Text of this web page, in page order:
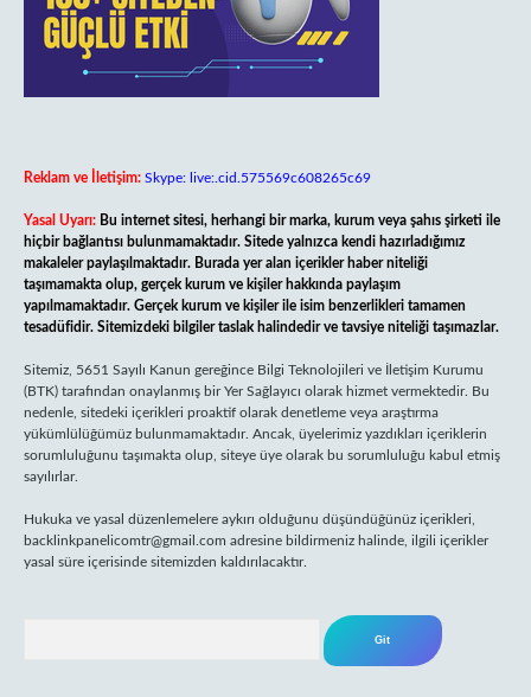
Reklam ve İletişim: Skype: live:.cid.575569c608265c69
Yasal Uyarı: Bu internet sitesi, herhangi bir marka, kurum veya şahıs şirketi ile
hiçbir bağlantısı bulunmamaktadır. Sitede yalnızca kendi hazırladığımız
makaleler paylaşılmaktadır. Burada yer alan içerikler haber niteliği
taşımamakta olup, gerçek kurum ve kişiler hakkında paylaşım
yapılmamaktadır. Gerçek kurum ve kişiler ile isim benzerlikleri tamamen
tesadüfidir. Sitemizdeki bilgiler taslak halindedir ve tavsiye niteliği taşımazlar.
Sitemiz, 5651 Sayılı Kanun gereğince Bilgi Teknolojileri ve İletişim Kurumu
(BTK) tarafından onaylanmış bir Yer Sağlayıcı olarak hizmet vermektedir. Bu
nedenle, sitedeki içerikleri proaktif olarak denetleme veya araştırma
yükümlülüğümüz bulunmamaktadır. Ancak, üyelerimiz yazdıkları içeriklerin
sorumluluğunu taşımakta olup, siteye üye olarak bu sorumluluğu kabul etmiş
sayılırlar.
Hukuka ve yasal düzenlemelere aykırı olduğunu düşündüğünüz içerikleri,
backlinkpanelicomtr@gmail.com adresine bildirmeniz halinde, ilgili içerikler
yasal süre içerisinde sitemizden kaldırılacaktır.